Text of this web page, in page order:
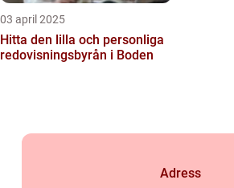
03 april 2025
Hitta den lilla och personliga
redovisningsbyrån i Boden
Adress